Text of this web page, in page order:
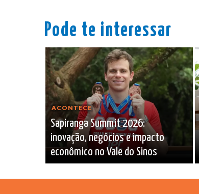
Pode te interessar
ACONTECE
Sapiranga Summit 2026:
inovação, negócios e impacto
econômico no Vale do Sinos